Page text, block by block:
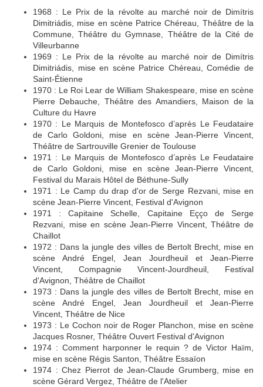
1968 : Le Prix de la révolte au marché noir de Dimítris
Dimitriádis, mise en scène Patrice Chéreau, Théâtre de la
Commune, Théâtre du Gymnase, Théâtre de la Cité de
Villeurbanne
1969 : Le Prix de la révolte au marché noir de Dimítris
Dimitriádis, mise en scène Patrice Chéreau, Comédie de
Saint-Étienne
1970 : Le Roi Lear de William Shakespeare, mise en scène
Pierre Debauche, Théâtre des Amandiers, Maison de la
Culture du Havre
1970 : Le Marquis de Montefosco d’après Le Feudataire
de Carlo Goldoni, mise en scène Jean-Pierre Vincent,
Théâtre de Sartrouville Grenier de Toulouse
1971 : Le Marquis de Montefosco d’après Le Feudataire
de Carlo Goldoni, mise en scène Jean-Pierre Vincent,
Festival du Marais Hôtel de Béthune-Sully
1971 : Le Camp du drap d'or de Serge Rezvani, mise en
scène Jean-Pierre Vincent, Festival d'Avignon
1971 : Capitaine Schelle, Capitaine Eçço de Serge
Rezvani, mise en scène Jean-Pierre Vincent, Théâtre de
Chaillot
1972 : Dans la jungle des villes de Bertolt Brecht, mise en
scène André Engel, Jean Jourdheuil et Jean-Pierre
Vincent, Compagnie Vincent-Jourdheuil, Festival
d'Avignon, Théâtre de Chaillot
1973 : Dans la jungle des villes de Bertolt Brecht, mise en
scène André Engel, Jean Jourdheuil et Jean-Pierre
Vincent, Théâtre de Nice
1973 : Le Cochon noir de Roger Planchon, mise en scène
Jacques Rosner, Théâtre Ouvert Festival d'Avignon
1974 : Comment harponner le requin ? de Victor Haïm,
mise en scène Régis Santon, Théâtre Essaïon
1974 : Chez Pierrot de Jean-Claude Grumberg, mise en
scène Gérard Vergez, Théâtre de l'Atelier